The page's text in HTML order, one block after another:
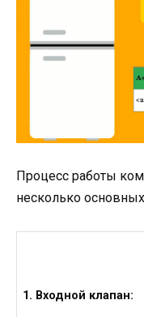
Процесс работы
несколько
1. Входной клапан: